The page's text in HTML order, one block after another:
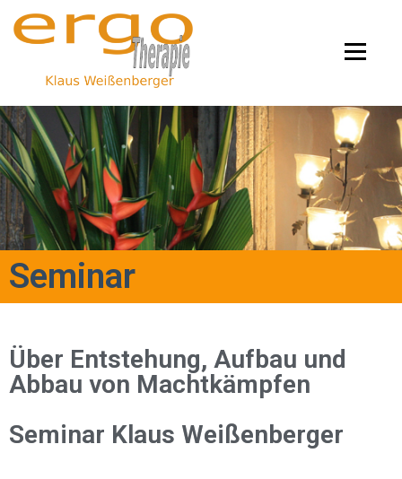
Menü
Start Therapien Info
Konzentration Vortrag Kontakt
Seminar
Über Entstehung, Aufbau und
Abbau von Machtkämpfen
Seminar Klaus Weißenberger